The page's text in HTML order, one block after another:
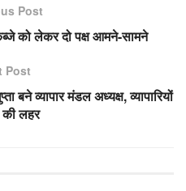
Post
को लेकर दो पक्ष आमने-सामने
Post
व्यापार मंडल अध्यक्ष, व्यापारियों
लहर